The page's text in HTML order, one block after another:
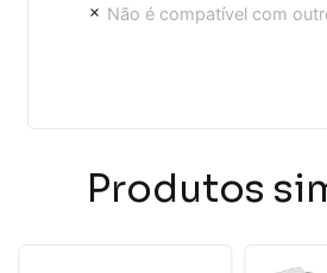
× Não é compatível com
Produtos